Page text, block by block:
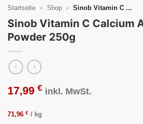
Startseite » Shop » Sinob Vitamin C ...
Sinob Vitamin C Calcium
Powder 250g
17,99 € inkl. MwSt.
71,96 € / kg